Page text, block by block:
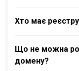
Хто має
Що не можна
домену?